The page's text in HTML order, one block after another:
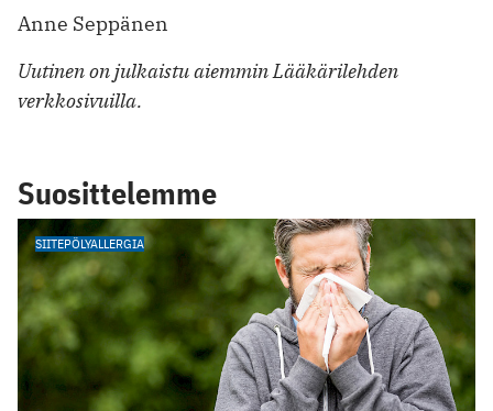
Anne Seppänen
Uutinen on julkaistu aiemmin Lääkärilehden
verkkosivuilla.
Suosittelemme
SIITEPÖLYALLERGIA